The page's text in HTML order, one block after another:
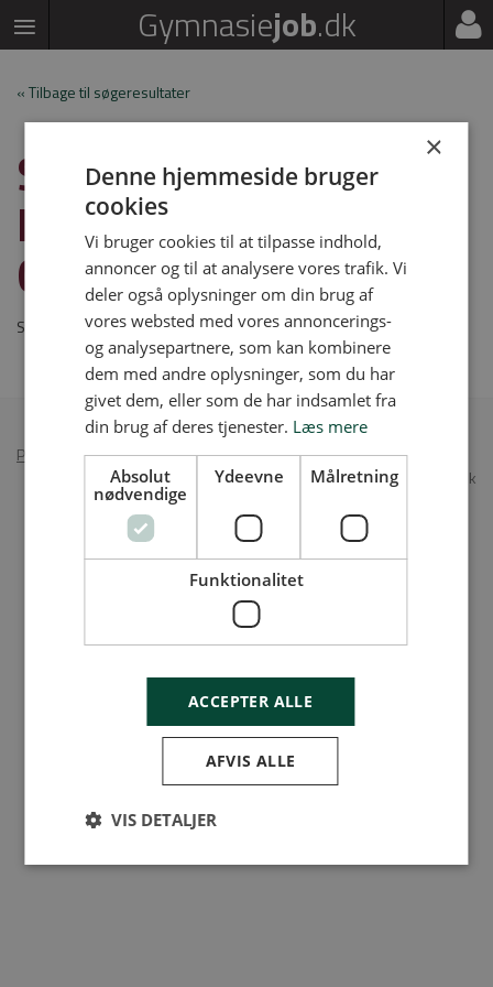
Gymnasiejob.dk
« Tilbage til søgeresultater
SPS-VEJLEDER TIL
HORSENS
GYMNASIUM & HF
Stillingen er udløbet
Persondatapolitik•Annoncér på Gymnasiejob
© 2026 Gymnasiejob.dk
×
Denne hjemmeside bruger
cookies
Vi bruger cookies til at tilpasse indhold,
annoncer og til at analysere vores trafik. Vi
deler også oplysninger om din brug af
vores websted med vores annoncerings-
og analysepartnere, som kan kombinere
dem med andre oplysninger, som du har
givet dem, eller som de har indsamlet fra
din brug af deres tjenester. Læs mere
Absolut
nødvendige
Ydeevne Målretning
Funktionalitet
ACCEPTER ALLE
AFVIS ALLE
VIS DETALJER